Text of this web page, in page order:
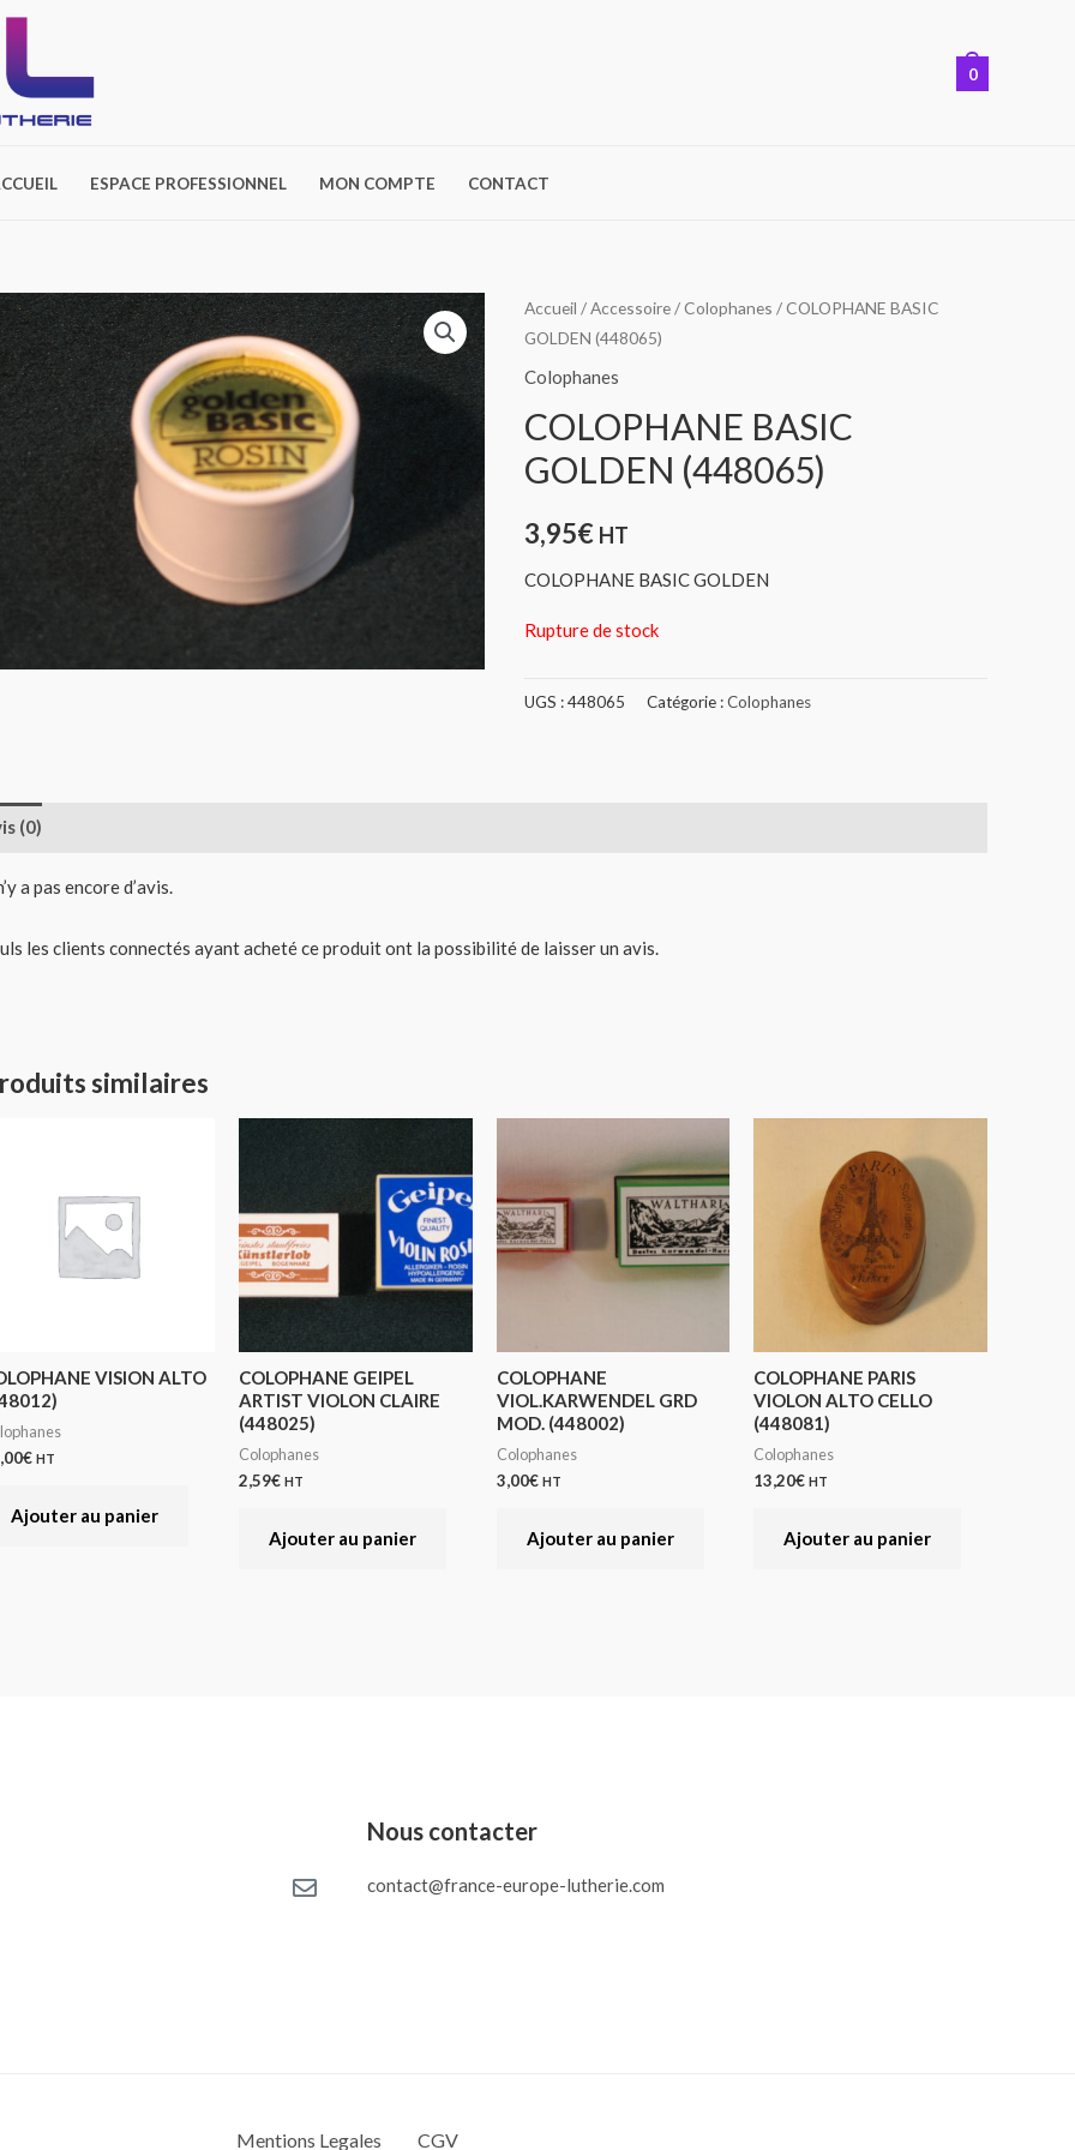
0
ESPACE PROFESSIONNEL MON COMPTE CONTACT
Accueil /Accessoire/Colophanes / COLOPHANE BASIC
GOLDEN (448065)
Colophanes
COLOPHANE BASIC
GOLDEN (448065)
3,95€ HT
COLOPHANE BASIC GOLDEN
Rupture de stock
UGS :448065 Catégorie :Colophanes
(0)
a pas encore d’avis.
les clients connectés ayant acheté ce produit ont la possibilité de laisser un avis.
similaires
VISION ALTO
€ HT
Ajouter au panier
COLOPHANE GEIPEL
ARTIST VIOLON CLAIRE
(448025)
Colophanes
2,59€ HT
Ajouter au panier
COLOPHANE
VIOL.KARWENDEL GRD
MOD. (448002)
Colophanes
3,00€ HT
Ajouter au panier
COLOPHANE PARIS
VIOLON ALTO CELLO
(448081)
Colophanes
13,20€ HT
Ajouter au panier
Nous contacter
contact@france-europe-lutherie.com
Mentions Legales CGV